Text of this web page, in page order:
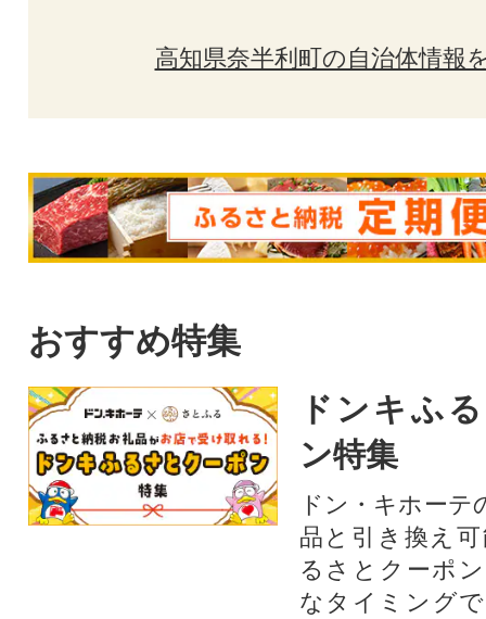
高知県奈半利町の自治体情報
おすすめ特集
ドンキふ
ン特集
ドン・キホーテ
品と引き換え
るさとクーポ
なタイミング